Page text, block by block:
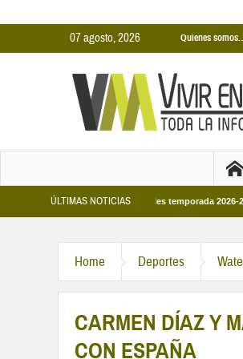
07 agosto, 2026 Quienes
ÚLTIMAS NOTICIAS
Cubiertas Municipales temporada 2026-2027
Home Deportes
CARMEN DÍAZ Y
CON ESPAÑA